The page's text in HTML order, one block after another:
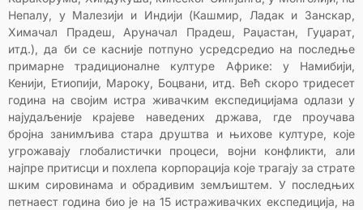
Непалу, у Малезији и Индији (Кашмир, Ладак и Занскар,
Химачал Прадеш, Аруначал Прадеш, Раџастан, Гуџарат,
итд.), да би се касније потпуно усредсредио на последње
примарне традиционалне културе Африке: у Намибији,
Кенији, Етиопији, Мароку, Боцвани, итд. Већ скоро тридесет
година на својим истра живачким експедицијама одлази у
најудаљеније крајеве наведених држава, где проучава
бројна занимљива стара друштва и њихове културе, које
угрожавају глобалистички процеси, војни конфликти, али
најпре притисци и похлепа корпорација које трагају за страте
шким сировинама и обрадивим земљиштем. У последњих
петнаест година био је на 15 истраживачких експедиција, на